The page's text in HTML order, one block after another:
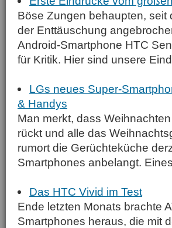
Böse Zungen behaupten, seit
der Enttäuschung
Android-Smartphone HTC
für Kritik. Hier sind unsere
LGs neues Super-
& Handys
Man merkt, dass
rückt und alle das
rumort die Gerüchteküche
Smartphones anbelangt.
Das HTC Vivid im Test
Ende letzten Monats brachte
Smartphones heraus, die mit